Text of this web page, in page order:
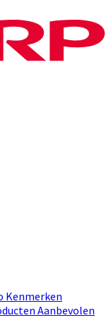
Kenmerken
Aanbevolen